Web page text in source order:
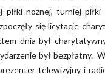
piłki nożnej, turniej piłki
się licytacje
dnia był
był bezpłatny.
telewizyjny i